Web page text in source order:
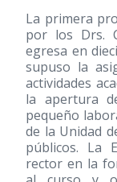
La primera
por los Drs.
egresa en
supuso la
actividades
la apertura
pequeño
de la Unidad
públicos. La
rector en la